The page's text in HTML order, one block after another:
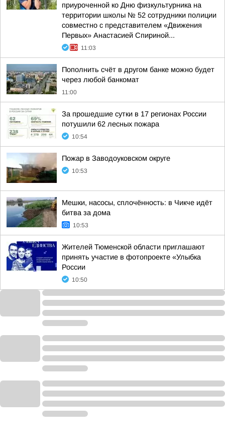
приуроченной ко Дню физкультурника на
территории школы № 52 сотрудники полиции
совместно с представителем «Движения
Первых» Анастасией Спириной...
11:03
Пополнить счёт в другом банке можно будет
через любой банкомат
11:00
За прошедшие сутки в 17 регионах России
потушили 62 лесных пожара
10:54
Пожар в Заводоуковском округе
10:53
Мешки, насосы, сплочённость: в Чикче идёт
битва за дома
10:53
Жителей Тюменской области приглашают
принять участие в фотопроекте «Улыбка
России
10:50